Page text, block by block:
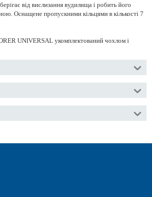
від вислизання вудилища і робить його
Оснащене пропускними кільцями в кількості 7
UNIVERSAL укомплектований чохлом і